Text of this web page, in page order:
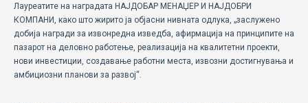
Лауреатите на наградата НАЈДОБАР МЕНАЏЕР И НАЈДОБРИ
КОМПАНИ, како што жирито ја објасни нивната одлука, „заслужено
добија награди за извонредна изведба, афирмација на принципите на
пазарот на деловно работење, реализација на квалитетни проекти,
нови инвестиции, создавање работни места, извозни достигнувања и
амбициозни планови за развој“.